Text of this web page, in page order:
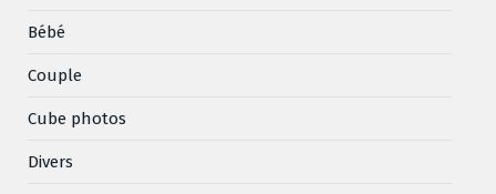
Bébé
Couple
Cube photos
Divers